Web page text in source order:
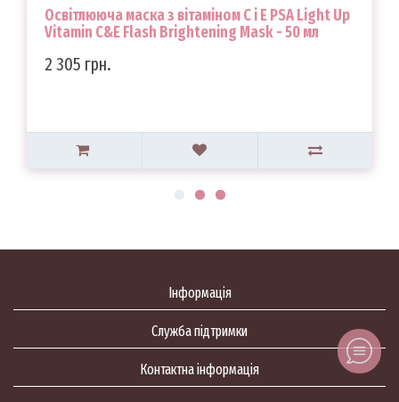
Освітлююча маска з вітаміном С і Е PSA Light Up
Vitamin C&E Flash Brightening Mask - 50 мл
2 305 грн.
Інформація
Служба підтримки
Контактна інформація